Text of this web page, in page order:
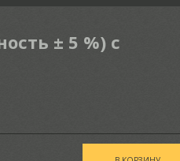
± 5 %) с